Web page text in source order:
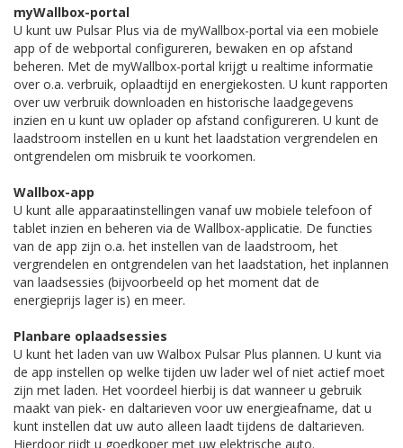
myWallbox-portal
U kunt uw Pulsar Plus via de myWallbox-portal via een mobiele
app of de webportal configureren, bewaken en op afstand
beheren. Met de myWallbox-portal krijgt u realtime informatie
over o.a. verbruik, oplaadtijd en energiekosten. U kunt rapporten
over uw verbruik downloaden en historische laadgegevens
inzien en u kunt uw oplader op afstand configureren. U kunt de
laadstroom instellen en u kunt het laadstation vergrendelen en
ontgrendelen om misbruik te voorkomen.
Wallbox-app
U kunt alle apparaatinstellingen vanaf uw mobiele telefoon of
tablet inzien en beheren via de Wallbox-applicatie. De functies
van de app zijn o.a. het instellen van de laadstroom, het
vergrendelen en ontgrendelen van het laadstation, het inplannen
van laadsessies (bijvoorbeeld op het moment dat de
energieprijs lager is) en meer.
Planbare oplaadsessies
U kunt het laden van uw Walbox Pulsar Plus plannen. U kunt via
de app instellen op welke tijden uw lader wel of niet actief moet
zijn met laden. Het voordeel hierbij is dat wanneer u gebruik
maakt van piek- en daltarieven voor uw energieafname, dat u
kunt instellen dat uw auto alleen laadt tijdens de daltarieven.
Hierdoor rijdt u goedkoper met uw elektrische auto.